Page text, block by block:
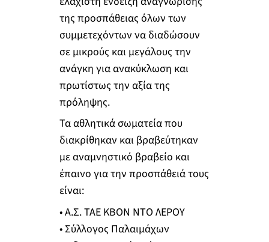
της προσπάθειας όλων των
συμμετεχόντων να διαδώσουν
σε μικρούς και μεγάλους την
ανάγκη για ανακύκλωση και
πρωτίστως την αξία της
πρόληψης.
Τα αθλητικά σωματεία που
διακρίθηκαν και βραβεύτηκαν
με αναμνηστικό βραβείο και
έπαινο για την προσπάθειά τους
είναι:
• Α.Σ. ΤΑΕ ΚΒΟΝ ΝΤΟ ΛΕΡΟΥ
• Σύλλογος Παλαιμάχων